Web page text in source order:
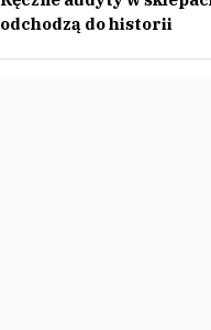
odchodzą do historii